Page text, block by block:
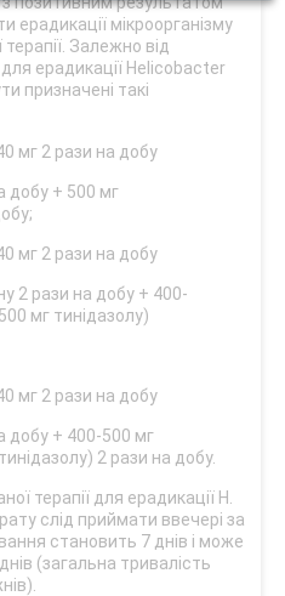
ерадикації мікроорганізму
Залежно від
для ерадикації Helicobacter
призначені такі
мг 2 рази на добу
добу + 500 мг
мг 2 рази на добу
2 рази на добу + 400-
мг тинідазолу)
мг 2 рази на добу
добу + 400-500 мг
2 рази на добу.
терапії для ерадикації H.
слід приймати ввечері за
становить 7 днів і може
(загальна тривалість